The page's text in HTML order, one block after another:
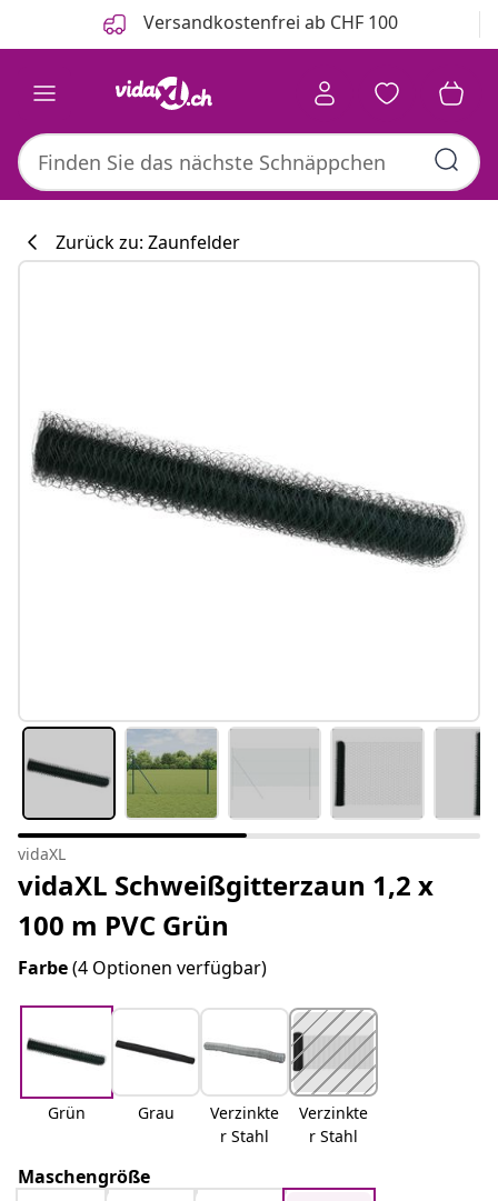
Versandkostenfrei ab CHF 100
Zurück zu: Zaunfelder
vidaXL
vidaXL Schweißgitterzaun 1,2 x
100 m PVC Grün
Farbe(4 Optionen verfügbar)
Grün Grau
Verzinkte
r Stahl
Verzinkte
r Stahl
Maschengröße